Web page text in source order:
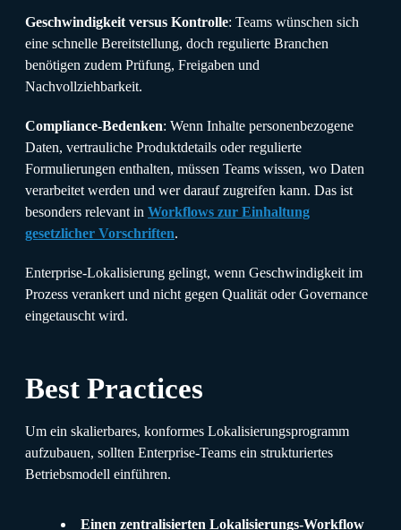
Geschwindigkeit versus Kontrolle: Teams wünschen sich
eine schnelle Bereitstellung, doch regulierte Branchen
benötigen zudem Prüfung, Freigaben und
Nachvollziehbarkeit.
Compliance-Bedenken: Wenn Inhalte personenbezogene
Daten, vertrauliche Produktdetails oder regulierte
Formulierungen enthalten, müssen Teams wissen, wo Daten
verarbeitet werden und wer darauf zugreifen kann. Das ist
besonders relevant in Workflows zur Einhaltung
gesetzlicher Vorschriften.
Enterprise-Lokalisierung gelingt, wenn Geschwindigkeit im
Prozess verankert und nicht gegen Qualität oder Governance
eingetauscht wird.
Best Practices
Um ein skalierbares, konformes Lokalisierungsprogramm
aufzubauen, sollten Enterprise-Teams ein strukturiertes
Betriebsmodell einführen.
Einen zentralisierten Lokalisierungs-Workflow